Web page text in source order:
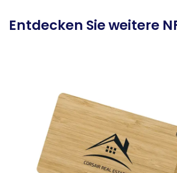
Entdecken Sie weitere